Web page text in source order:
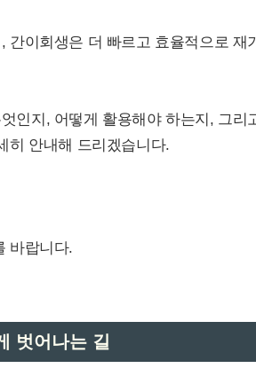
이회생은 더 빠르고 효율적으로 재
인지, 어떻게 활용해야 하는지, 그리
히 안내해 드리겠습니다.
바랍니다.
벗어나는 길